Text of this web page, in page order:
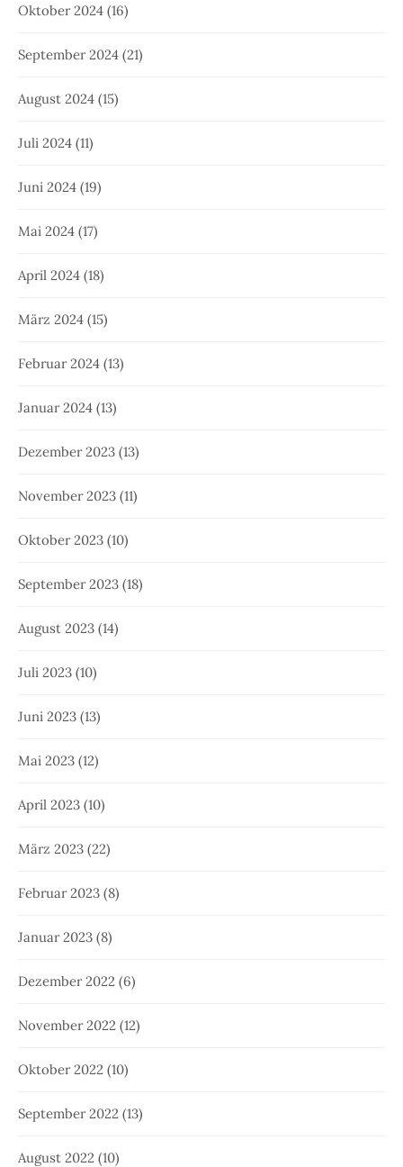
Oktober 2024 (16)
September 2024 (21)
August 2024 (15)
Juli 2024 (11)
Juni 2024 (19)
Mai 2024 (17)
April 2024 (18)
März 2024 (15)
Februar 2024 (13)
Januar 2024 (13)
Dezember 2023 (13)
November 2023 (11)
Oktober 2023 (10)
September 2023 (18)
August 2023 (14)
Juli 2023 (10)
Juni 2023 (13)
Mai 2023 (12)
April 2023 (10)
März 2023 (22)
Februar 2023 (8)
Januar 2023 (8)
Dezember 2022 (6)
November 2022 (12)
Oktober 2022 (10)
September 2022 (13)
August 2022 (10)